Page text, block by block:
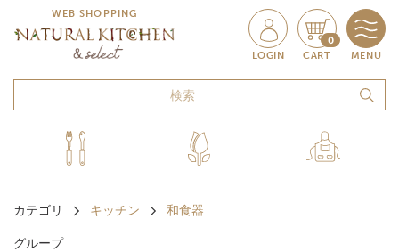
WEB SHOPPING
LOGIN
0
CART MENU
カテゴリ キッチン 和食器
グループ